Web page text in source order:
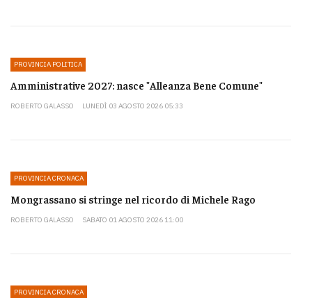
PROVINCIA POLITICA
Amministrative 2027: nasce "Alleanza Bene Comune"
ROBERTO GALASSO LUNEDÌ 03 AGOSTO 2026 05:33
PROVINCIA CRONACA
Mongrassano si stringe nel ricordo di Michele Rago
ROBERTO GALASSO SABATO 01 AGOSTO 2026 11:00
PROVINCIA CRONACA